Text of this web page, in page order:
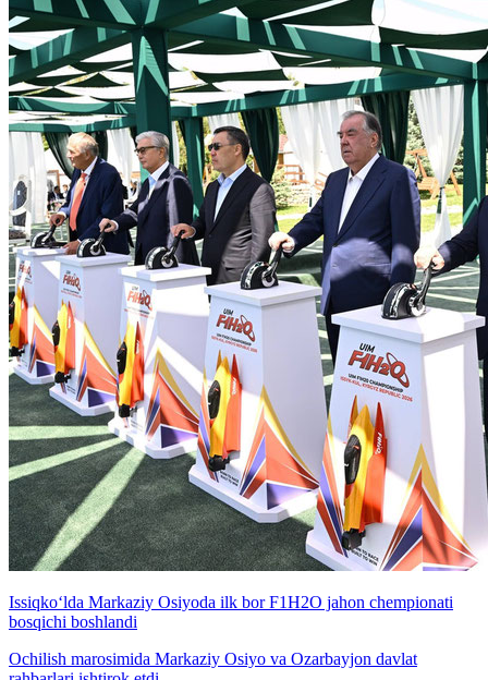
Issiqko‘lda Markaziy Osiyoda ilk bor F1H2O jahon chempionati
bosqichi boshlandi
Ochilish marosimida Markaziy Osiyo va Ozarbayjon davlat